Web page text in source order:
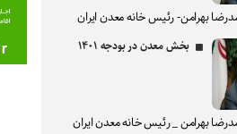
بهرامن- رئیس خانه معدن ایران
بخش معدن در بودجه ۱۴۰۱
بهرامن _ رئیس خانه معدن ایران